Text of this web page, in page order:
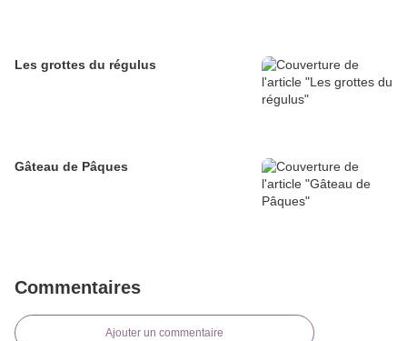
Les grottes du régulus
Gâteau de Pâques
Commentaires
Ajouter un commentaire